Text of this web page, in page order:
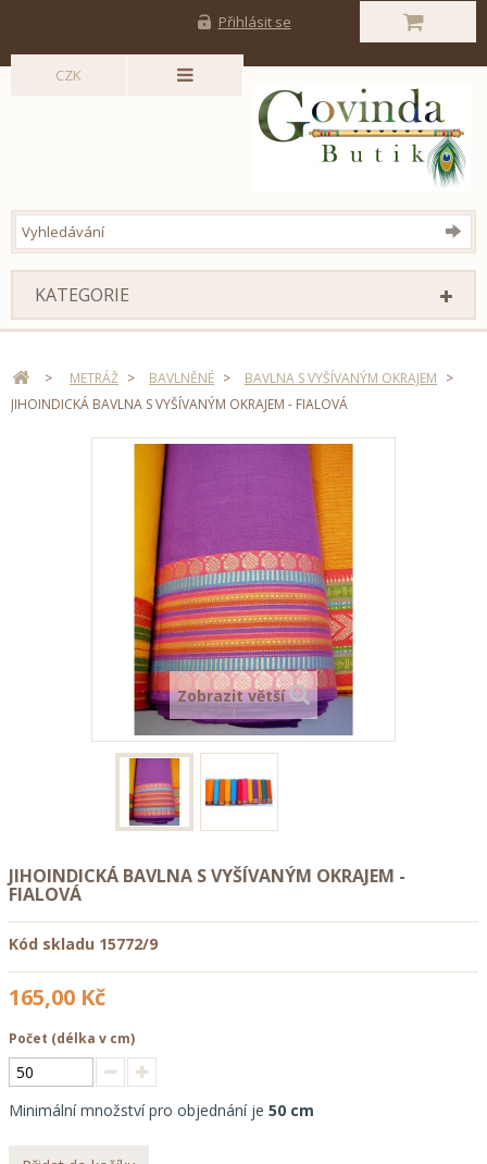
Přihlásit se
CZK
KATEGORIE
> METRÁŽ > BAVLNĚNÉ > BAVLNA S VYŠÍVANÝM OKRAJEM >
JIHOINDICKÁ BAVLNA S VYŠÍVANÝM OKRAJEM - FIALOVÁ
Zobrazit větší
JIHOINDICKÁ BAVLNA S VYŠÍVANÝM OKRAJEM -
FIALOVÁ
Kód skladu 15772/9
165,00 Kč
Počet
Minimální množství pro objednání je 50